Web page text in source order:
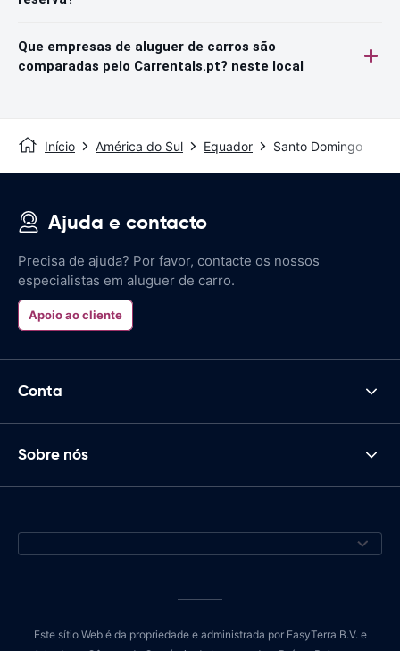
Que empresas de aluguer de carros são
comparadas pelo Carrentals.pt? neste local
Início América do Sul Equador Santo Domingo
Ajuda e contacto
Precisa de ajuda? Por favor, contacte os nossos
especialistas em aluguer de carro.
Apoio ao cliente
Conta
Sobre nós
Este sítio Web é da propriedade e administrada por EasyTerra B.V. e